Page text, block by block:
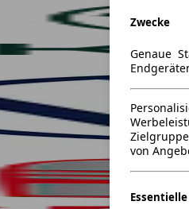
Zwecke
Genaue
von